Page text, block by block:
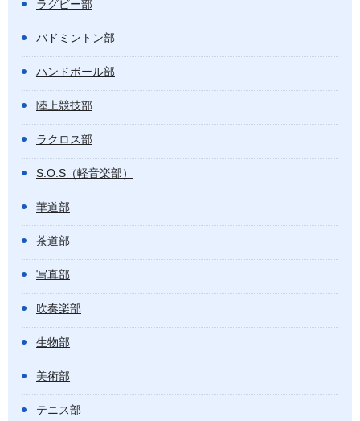
ラグビー部
バドミントン部
ハンドボール部
陸上競技部
ラクロス部
S.O.S（軽音楽部）
華道部
茶道部
写真部
吹奏楽部
生物部
美術部
テニス部